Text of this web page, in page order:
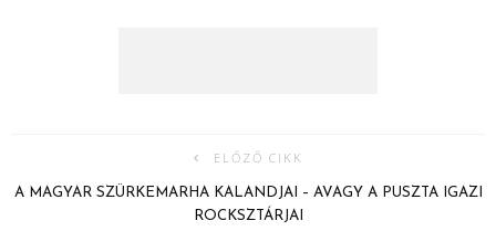
ELŐZŐ CIKK
A MAGYAR SZÜRKEMARHA KALANDJAI – AVAGY A PUSZTA IGAZI
ROCKSZTÁRJAI